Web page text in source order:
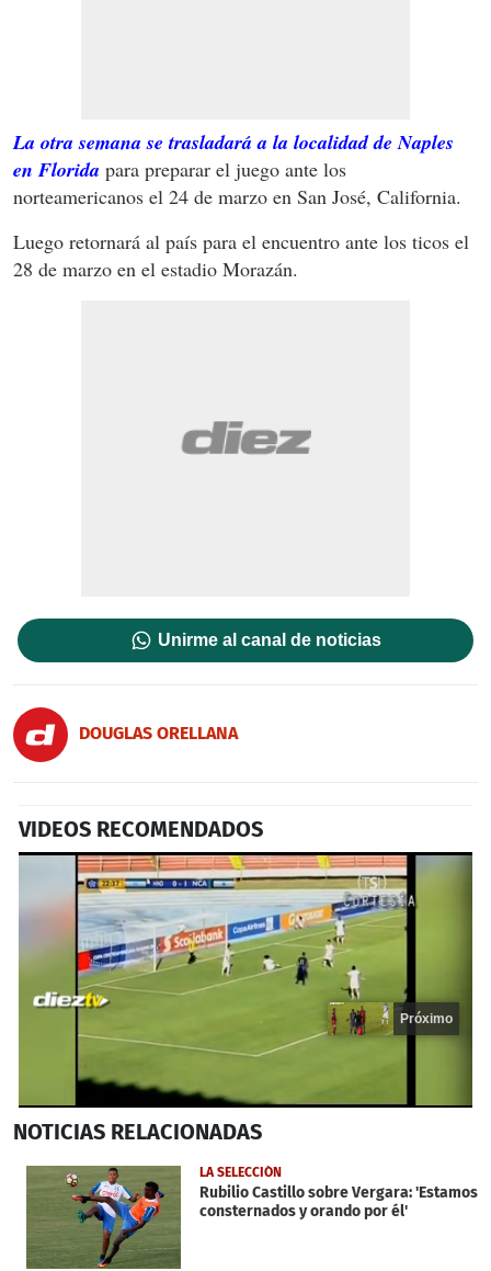
La otra semana se trasladará a la localidad de Naples
en Florida para preparar el juego ante los
norteamericanos el 24 de marzo en San José, California.
Luego retornará al país para el encuentro ante los ticos el
28 de marzo en el estadio Morazán.
Unirme al canal de noticias
DOUGLAS ORELLANA
VIDEOS RECOMENDADOS
seconds
15
seconds
Próximo
NOTICIAS RELACIONADAS
LA SELECCIÓN
Rubilio Castillo sobre Vergara: 'Estamos
consternados y orando por él'